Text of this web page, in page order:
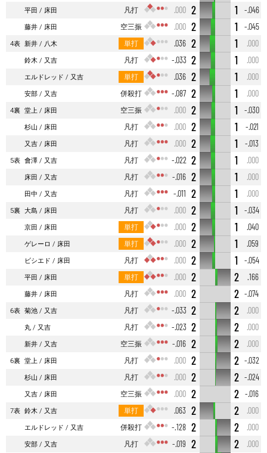
平田 床田 凡打 .000 2 1
-.046
藤井
床田 空三振 .000 2 1
-.045
4表 新井 八木 単打 .036 2 1
.000
鈴木
又吉 凡打 -.033 2 1
.000
エルドレッド
又吉 単打 .036 2 1
.000
安部
又吉 併殺打 -.087 2 1
.000
4裏 堂上 床田 空三振 .000 2 1
-.030
杉山
床田 凡打 .000 2 1
-.021
又吉
床田 凡打 .000 2 1
-.013
5表 會澤 又吉 凡打 -.022 2 1
.000
床田
又吉 凡打 -.016 2 1
.000
田中
又吉 凡打 -.011 2 1
.000
5裏 大島 床田 凡打 .000 2 1
-.034
京田
床田 単打 .000 2 1
.040
ゲレーロ
床田 単打 .000 2 1
.059
ビシエド
床田 凡打 .000 2 1
-.054
平田
床田 単打 .000 2 2
.166
藤井
床田 凡打 .000 2 2 -.074
6表 菊池 又吉 凡打 -.033 2 2
.000
丸
又吉 凡打 -.023 2 2
.000
新井
又吉 空三振 -.016 2 2
.000
6裏 堂上 床田 凡打 .000 2 2 -.032
杉山
床田 凡打 .000 2 2 -.024
又吉
床田 空三振 .000 2 2
-.016
7表 鈴木 又吉 単打 .063 2 2
.000
エルドレッド
又吉 併殺打 -.128 2 2
.000
安部
又吉 凡打 -.019 2 2
.000